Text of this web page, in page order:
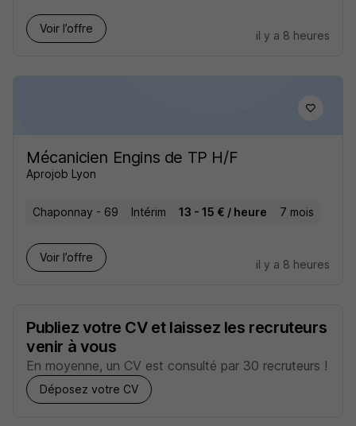
Voir l’offre
il y a 8 heures
Mécanicien Engins de TP H/F
Aprojob Lyon
Chaponnay - 69 Intérim 13 - 15 € / heure 7 mois
Voir l’offre
il y a 8 heures
Publiez votre CV et laissez les recruteurs
venir à vous
En moyenne, un CV est consulté par 30 recruteurs !
Déposez votre CV